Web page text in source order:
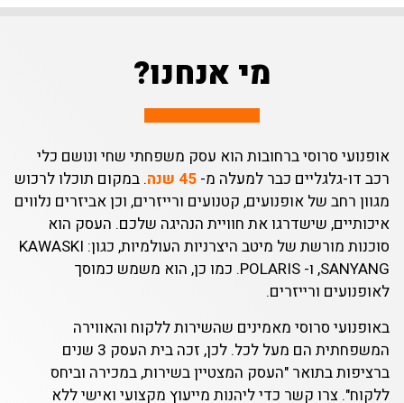
מי אנחנו?
סרוסי ברחובות הוא עסק משפחתי שחי ונושם כלי
גלגליים כבר למעלה מ-45 שנה
. במקום תוכלו לרכוש
של אופנועים, קטנועים ורייזרים, וכן אביזרים נלווים
שישדרגו את חוויית הנהיגה שלכם. העסק הוא
סוכנות מורשת של מיטב היצרניות העולמיות, כגון: KAWASKI
,SANYANG ו- POLARIS. כמו כן, הוא משמש כמוסך
ורייזרים.
סרוסי מאמינים שהשירות ללקוח והאווירה
המשפחתית הם מעל לכל. לכן, זכה בית העסק 3 שנים
בתואר "העסק המצטיין בשירות, במכירה וביחס
צרו קשר כדי ליהנות מייעוץ מקצועי ואישי ללא